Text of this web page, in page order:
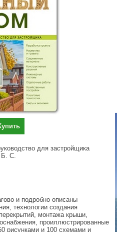
для застройщика
Б. С.
и подробно описаны
технологии создания
монтажа крыши,
проиллюстрированные
рисунками и 100 схемами и